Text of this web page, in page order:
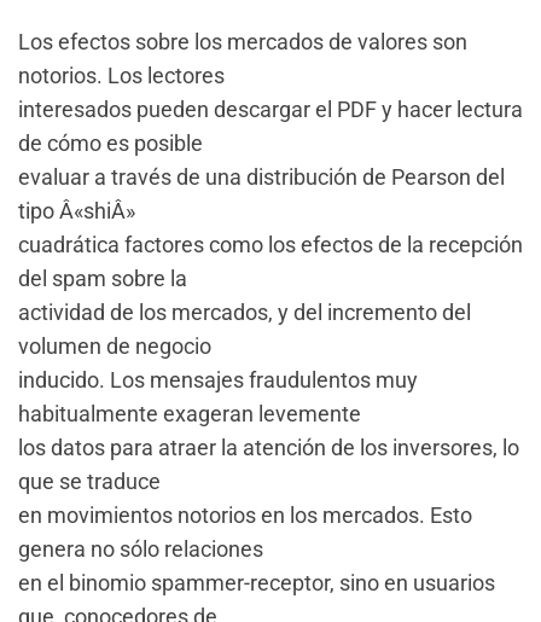
Los efectos sobre los mercados de valores son
notorios. Los lectores
interesados pueden descargar el PDF y hacer lectura
de cómo es posible
evaluar a través de una distribución de Pearson del
tipo Â«shiÂ»
cuadrática factores como los efectos de la recepción
del spam sobre la
actividad de los mercados, y del incremento del
volumen de negocio
inducido. Los mensajes fraudulentos muy
habitualmente exageran levemente
los datos para atraer la atención de los inversores, lo
que se traduce
en movimientos notorios en los mercados. Esto
genera no sólo relaciones
en el binomio spammer-receptor, sino en usuarios
que, conocedores de